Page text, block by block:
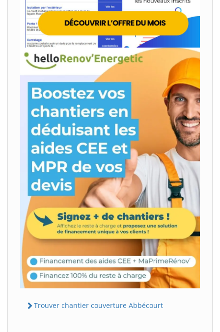
Trouver chantier couverture Abbécourt